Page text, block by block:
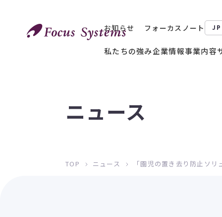
お知らせ フォーカスノート JP
私たちの強み企業情報事業内容
ニュース
TOP ニュース 「園児の置き去り防止ソ